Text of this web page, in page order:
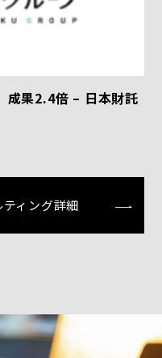
成果2.4倍 – 日本財託
ィング詳細